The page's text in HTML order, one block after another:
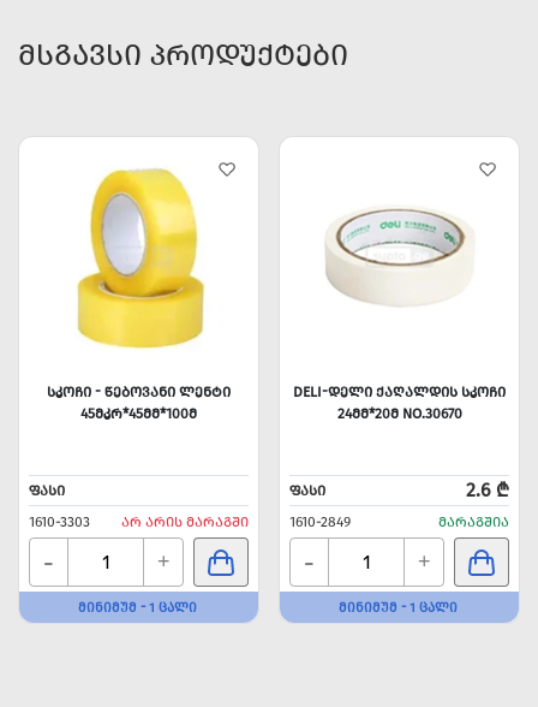
ᲛᲡᲒᲐᲕᲡᲘ ᲞᲠᲝᲓᲣᲥᲢᲔᲑᲘ
ᲡᲙᲝᲩᲘ - ᲬᲔᲑᲝᲕᲐᲜᲘ ᲚᲔᲜᲢᲘ
45ᲛᲙᲠ*45ᲛᲛ*100Მ
ᲤᲐᲡᲘ
1610-3303
ᲐᲠ ᲐᲠᲘᲡ ᲛᲐᲠᲐᲒᲨᲘ
- +
ᲛᲘᲜᲘᲛᲣᲛ - 1 ᲪᲐᲚᲘ
DELI-ᲓᲔᲚᲘ ᲥᲐᲦᲐᲚᲓᲘᲡ ᲡᲙᲝᲩᲘ
24ᲛᲛ*20Მ NO.30670
ᲤᲐᲡᲘ 2.6 ₾
1610-2849 ᲛᲐᲠᲐᲒᲨᲘᲐ
- +
ᲛᲘᲜᲘᲛᲣᲛ - 1 ᲪᲐᲚᲘ